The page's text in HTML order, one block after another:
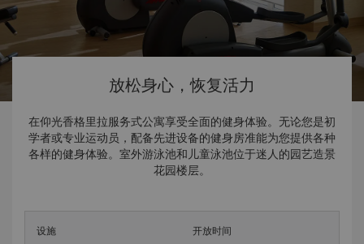
放松身心，恢复活力
在仰光香格里拉服务式公寓享受全面的健身体验。无论您是初
学者或专业运动员，配备先进设备的健身房准能为您提供各种
各样的健身体验。室外游泳池和儿童泳池位于迷人的园艺造景
花园楼层。
设施 开放时间